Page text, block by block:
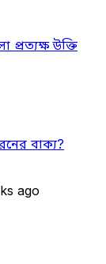
প্রত্যক্ষ উক্তি
বাক্য?
ago